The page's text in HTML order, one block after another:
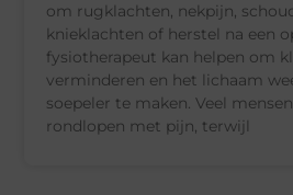
om rugklachten, nekpijn,
knieklachten of herstel na een
fysiotherapeut kan helpen om
verminderen en het lichaam
soepeler te maken. Veel
rondlopen met pijn, terwijl